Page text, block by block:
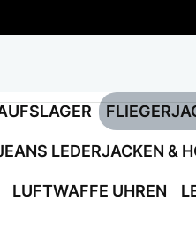
LEDERJACKEN &
LUFTWAFFE UHREN